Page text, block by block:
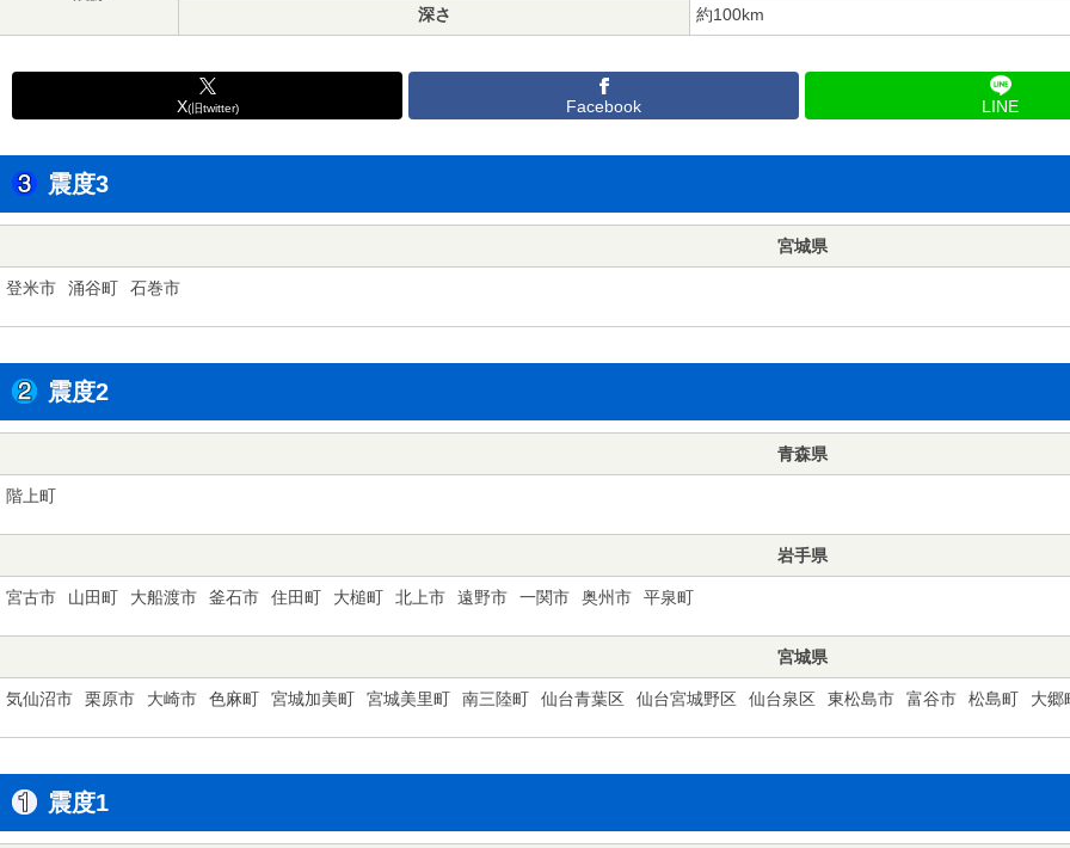
深さ 約100km
X(旧twitter) Facebook LINE
震度3
宮城県
登米市 涌谷町 石巻市
震度2
青森県
階上町
岩手県
宮古市 山田町 大船渡市 釜石市 住田町 大槌町 北上市 遠野市 一関市 奥州市 平泉町
宮城県
気仙沼市 栗原市 大崎市 色麻町 宮城加美町 宮城美里町 南三陸町 仙台青葉区 仙台宮城野区 仙台泉区 東松島市 富谷市 松島町 大郷
震度1